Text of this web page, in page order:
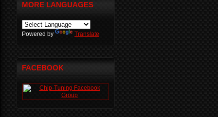
MORE LANGUAGES
Powered by Translate
FACEBOOK